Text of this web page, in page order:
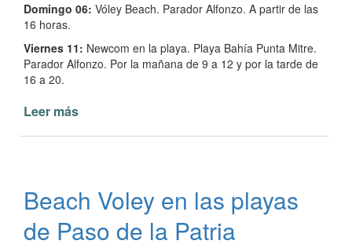
Domingo 06: Vóley Beach. Parador Alfonzo. A partir de las
16 horas.
Viernes 11: Newcom en la playa. Playa Bahía Punta Mitre.
Parador Alfonzo. Por la mañana de 9 a 12 y por la tarde de
16 a 20.
Leer más
en
Paso
de
Beach Voley en las playas
de Paso de la Patria